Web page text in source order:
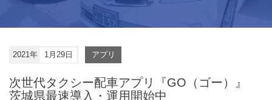
2021年 1月29日 アプリ
次世代タクシー配車アプリ『GO（ゴー）』
茨城県最速導入・運用開始中